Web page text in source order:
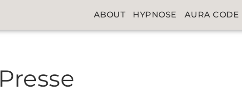
ABOUT HYPNOSE AURA CODE
Presse